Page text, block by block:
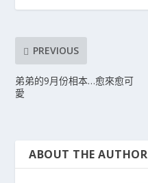
PREVIOUS
弟弟的9月份相本…愈來愈可
愛
ABOUT THE AUTHOR